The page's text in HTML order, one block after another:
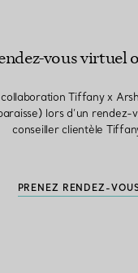
vous virtuel
Tiffany x
lors d’un rendez-
conseiller clientèle
PRENEZ RENDEZ-